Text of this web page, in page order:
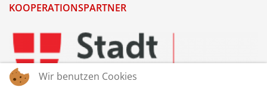
KOOPERATIONSPARTNER
Wir benutzen Cookies